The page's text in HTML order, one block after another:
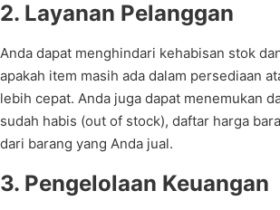
2. Layanan Pelanggan
Anda dapat menghindari kehabisan stok
apakah item masih ada dalam persediaan
lebih cepat. Anda juga dapat menemukan
sudah habis (out of stock), daftar harga
dari barang yang Anda jual.
3. Pengelolaan Keuangan